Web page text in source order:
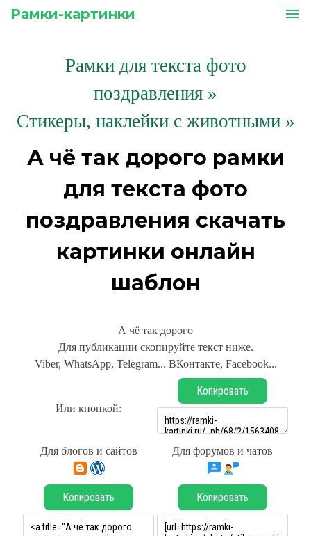
Рамки-картинки menu
Рамки для текста фото
поздравления »
Стикеры, наклейки с животными »
А чё так дорого рамки
для текста фото
поздравления скачать
картинки онлайн
шаблон
А чё так дорого
Для публикации скопируйте текст ниже.
Viber, WhatsApp, Telegram... ВКонтакте, Facebook...
Или кнопкой:
Копировать
Для блогов и сайтов Для форумов и чатов
Копировать Копировать